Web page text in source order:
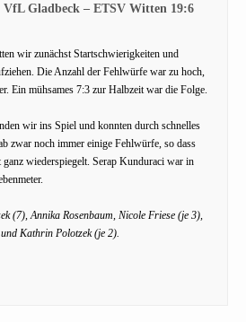
Gladbeck – ETSV Witten 19:6
wir zunächst Startschwierigkeiten und
Die Anzahl der Fehlwürfe war zu hoch,
Ein mühsames 7:3 zur Halbzeit war die Folge.
wir ins Spiel und konnten durch schnelles
zwar noch immer einige Fehlwürfe, so dass
ganz wiederspiegelt. Serap Kunduraci war in
(7), Annika Rosenbaum, Nicole Friese (je 3),
Kathrin Polotzek (je 2).